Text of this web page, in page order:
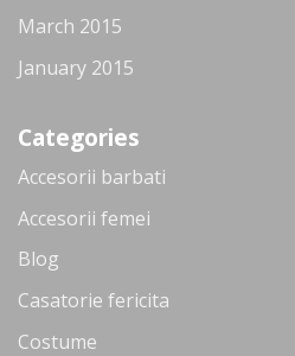
March 2015
January 2015
Categories
Accesorii barbati
Accesorii femei
Blog
Casatorie fericita
Costume